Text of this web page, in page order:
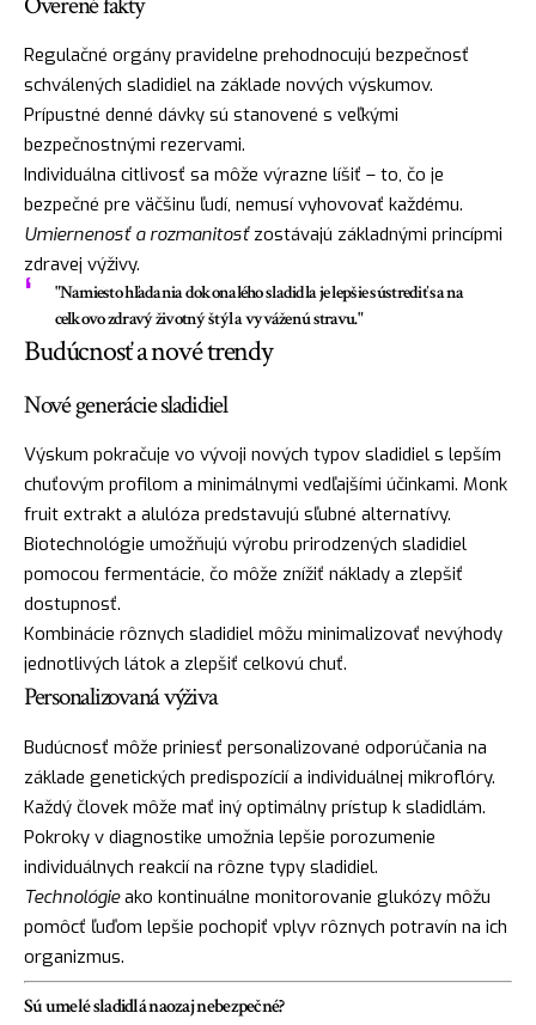
Regulačné orgány pravidelne prehodnocujú bezpečnosť
schválených sladidiel na základe nových výskumov.
Prípustné denné dávky sú stanovené s veľkými
bezpečnostnými rezervami.
Individuálna citlivosť sa môže výrazne líšiť – to, čo je
bezpečné pre väčšinu ľudí, nemusí vyhovovať každému.
Umiernenosť a rozmanitosťzostávajú základnými princípmi
zdravej výživy.
"Namiesto hľadania dokonalého sladidla je lepšie sústrediť sa na
celkovo zdravý životný štýl a vyváženú stravu."
Budúcnosť a nové trendy
Nové generácie sladidiel
Výskum pokračuje vo vývoji nových typov sladidiel s lepším
chuťovým profilom a minimálnymi vedľajšími účinkami. Monk
fruit extrakt a alulóza predstavujú sľubné alternatívy.
Biotechnológie umožňujú výrobu prirodzených sladidiel
pomocou fermentácie, čo môže znížiť náklady a zlepšiť
dostupnosť.
Kombinácie rôznych sladidiel môžu minimalizovať nevýhody
jednotlivých látok a zlepšiť celkovú chuť.
Personalizovaná výživa
Budúcnosť môže priniesť personalizované odporúčania na
základe genetických predispozícií a individuálnej mikroflóry.
Každý človek môže mať iný optimálny prístup k sladidlám.
Pokroky v diagnostike umožnia lepšie porozumenie
individuálnych reakcií na rôzne typy sladidiel.
Technológieako kontinuálne monitorovanie glukózy môžu
pomôcť ľuďom lepšie pochopiť vplyv rôznych potravín na ich
organizmus.
Sú umelé sladidlá naozaj nebezpečné?